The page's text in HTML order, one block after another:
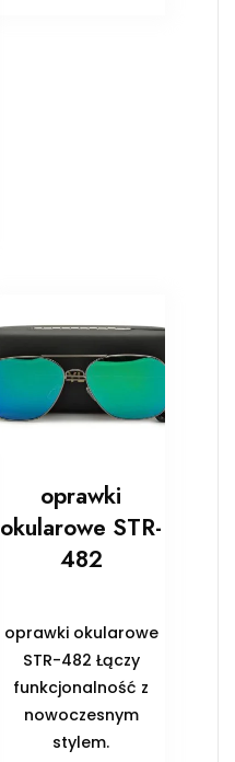
oprawki
okularowe STR-
482
oprawki okularowe
STR-482 Łączy
funkcjonalność z
nowoczesnym
stylem.